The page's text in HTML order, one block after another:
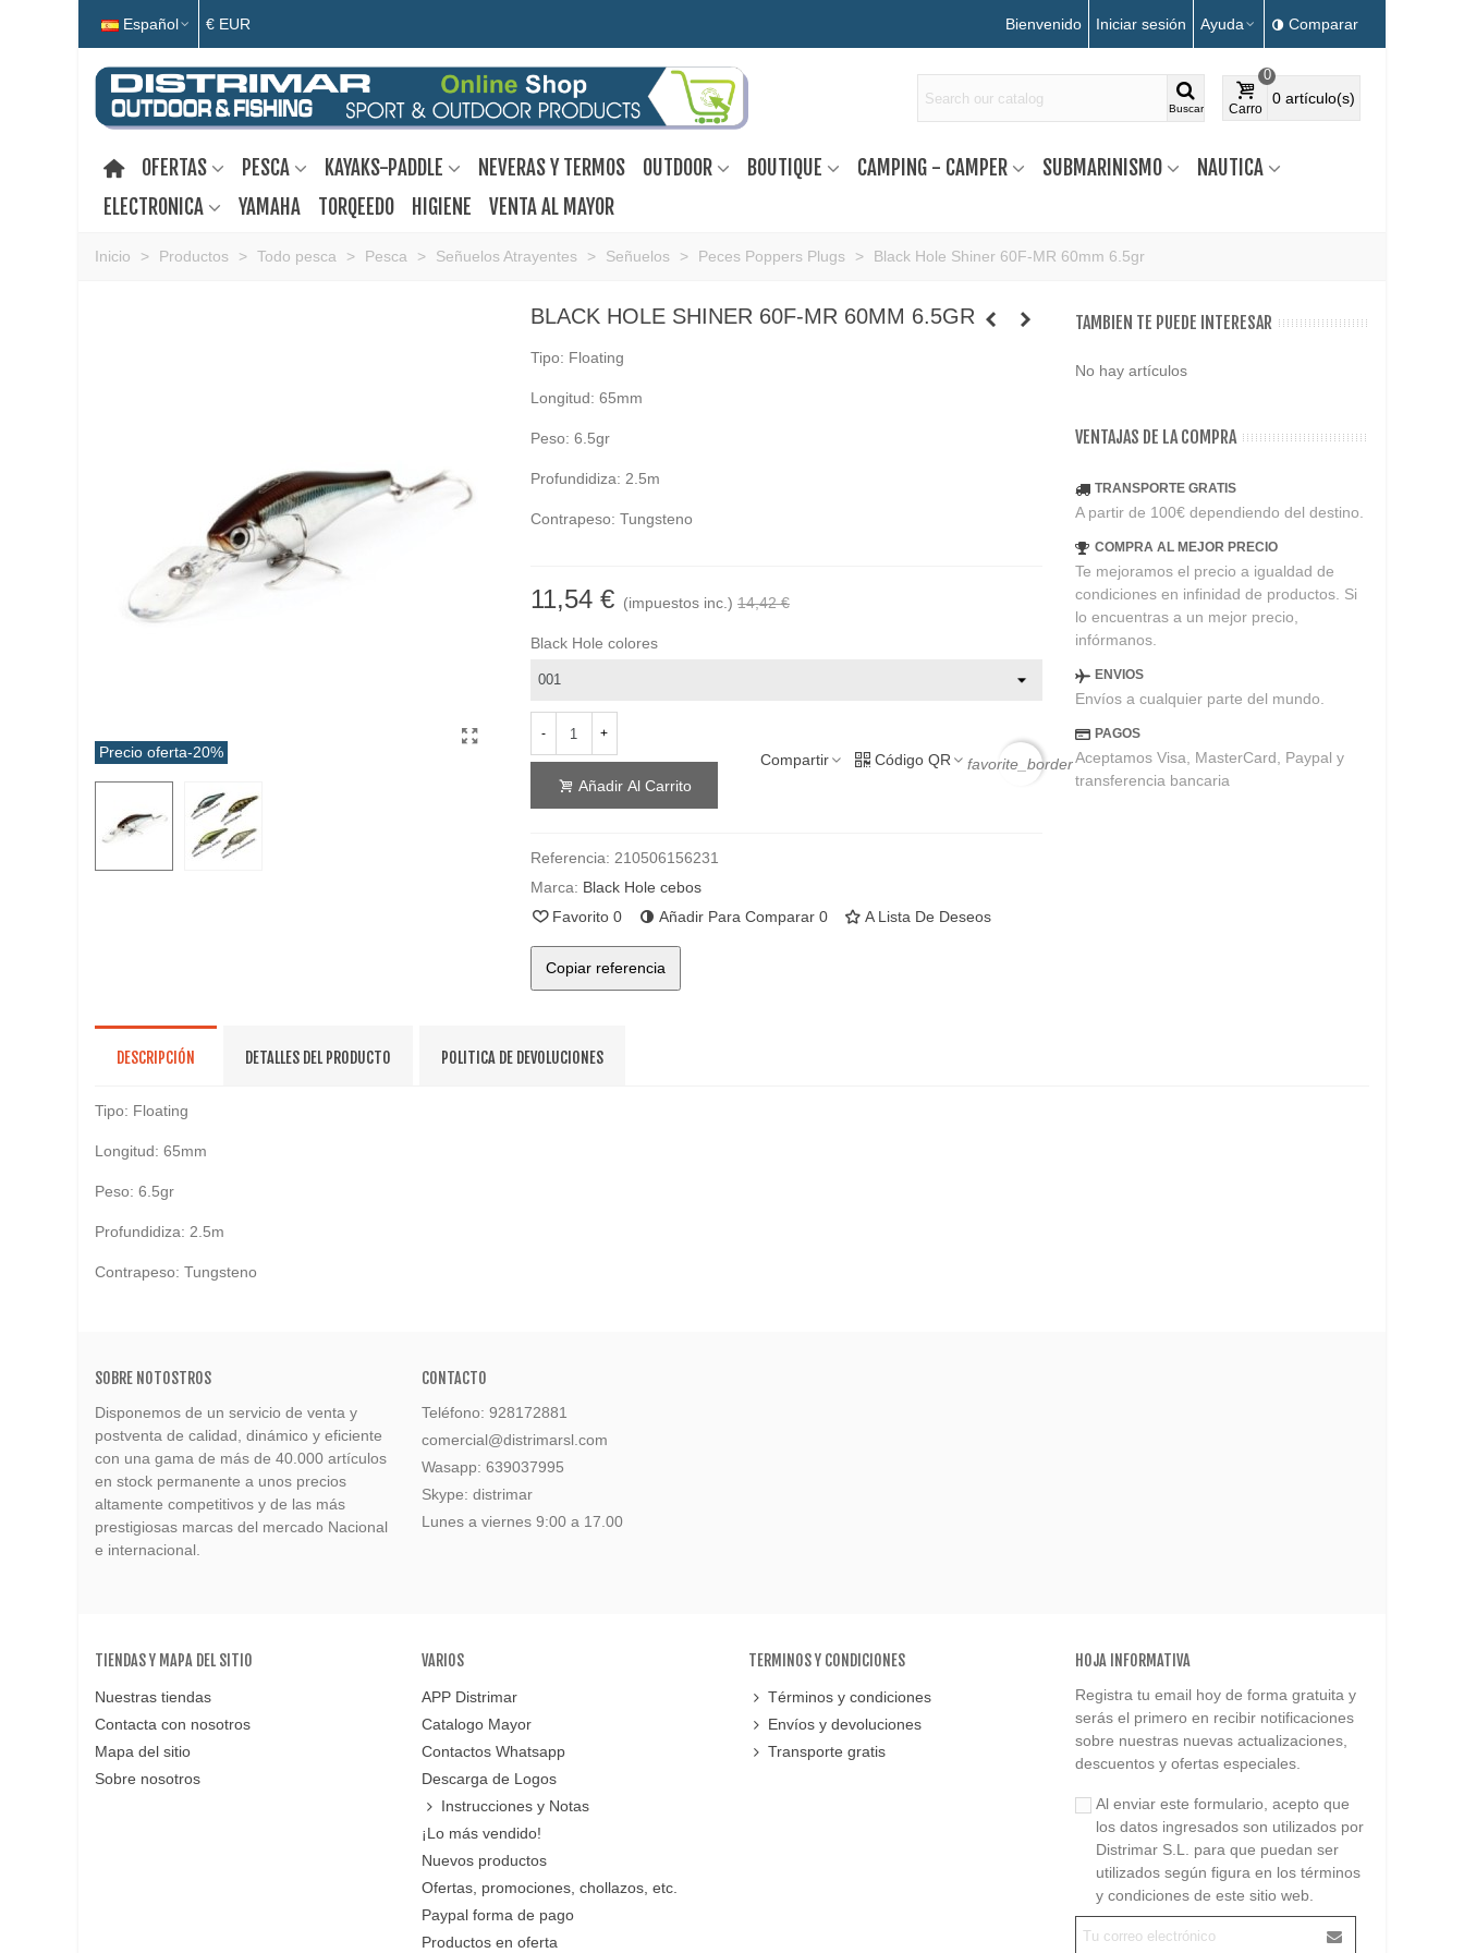
Español € EUR Bienvenido Iniciar sesión Ayuda Comparar
Buscar Carro
0
0 artículo(s)
OFERTAS PESCA KAYAKS-PADDLE NEVERAS Y TERMOS OUTDOOR BOUTIQUE CAMPING - CAMPER SUBMARINISMO
NAUTICA
ELECTRONICA
YAMAHA TORQEEDO HIGIENE VENTA AL MAYOR
Inicio > Productos > Todo pesca > Pesca > Señuelos Atrayentes > Señuelos > Peces Poppers Plugs > Black Hole Shiner 60F-MR 60mm 6.5gr
Precio oferta-20%
BLACK HOLE SHINER 60F-MR 60MM 6.5GR
Tipo: Floating
Longitud: 65mm
Peso: 6.5gr
Profundidiza: 2.5m
Contrapeso: Tungsteno
11,54 € (impuestos inc.) 14,42 €
Black Hole colores
- +
Añadir Al Carrito
Compartir Código QR favorite_border
Referencia: 210506156231
Marca: Black Hole cebos
Favorito 0 Añadir Para Comparar 0 A Lista De Deseos
Copiar referencia
TAMBIEN TE PUEDE INTERESAR
No hay artículos
VENTAJAS DE LA COMPRA
TRANSPORTE GRATIS
A partir de 100€ dependiendo del destino.
COMPRA AL MEJOR PRECIO
Te mejoramos el precio a igualdad de
condiciones en infinidad de productos. Si
lo encuentras a un mejor precio,
infórmanos.
ENVIOS
Envíos a cualquier parte del mundo.
PAGOS
Aceptamos Visa, MasterCard, Paypal y
transferencia bancaria
DESCRIPCIÓN DETALLES DEL PRODUCTO POLITICA DE DEVOLUCIONES
Tipo: Floating
Longitud: 65mm
Peso: 6.5gr
Profundidiza: 2.5m
Contrapeso: Tungsteno
SOBRE NOTOSTROS
Disponemos de un servicio de venta y
postventa de calidad, dinámico y eficiente
con una gama de más de 40.000 artículos
en stock permanente a unos precios
altamente competitivos y de las más
prestigiosas marcas del mercado Nacional
e internacional.
CONTACTO
Teléfono: 928172881
comercial@distrimarsl.com
Wasapp: 639037995
Skype: distrimar
Lunes a viernes 9:00 a 17.00
TIENDAS Y MAPA DEL SITIO
Nuestras tiendas
Contacta con nosotros
Mapa del sitio
Sobre nosotros
VARIOS
APP Distrimar
Catalogo Mayor
Contactos Whatsapp
Descarga de Logos
Instrucciones y Notas
¡Lo más vendido!
Nuevos productos
Ofertas, promociones, chollazos, etc.
Paypal forma de pago
Productos en oferta
TERMINOS Y CONDICIONES
Términos y condiciones
Envíos y devoluciones
Transporte gratis
HOJA INFORMATIVA
Registra tu email hoy de forma gratuita y
serás el primero en recibir notificaciones
sobre nuestras nuevas actualizaciones,
descuentos y ofertas especiales.
Al enviar este formulario, acepto que
los datos ingresados son utilizados por
Distrimar S.L. para que puedan ser
utilizados según figura en los términos
y condiciones de este sitio web.